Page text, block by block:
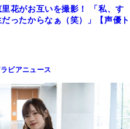
花がお互いを撮影！ 「私、す
ったからなぁ（笑）」【声優ト
ビアニュース